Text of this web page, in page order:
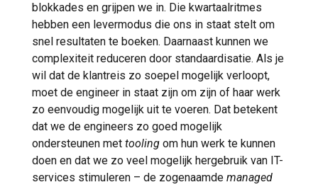
blokkades en grijpen we in. Die kwartaalritmes
hebben een levermodus die ons in staat stelt om
snel resultaten te boeken. Daarnaast kunnen we
complexiteit reduceren door standaardisatie. Als je
wil dat de klantreis zo soepel mogelijk verloopt,
moet de engineer in staat zijn om zijn of haar werk
zo eenvoudig mogelijk uit te voeren. Dat betekent
dat we de engineers zo goed mogelijk
ondersteunen met tooling om hun werk te kunnen
doen en dat we zo veel mogelijk hergebruik van IT-
services stimuleren – de zogenaamde managed